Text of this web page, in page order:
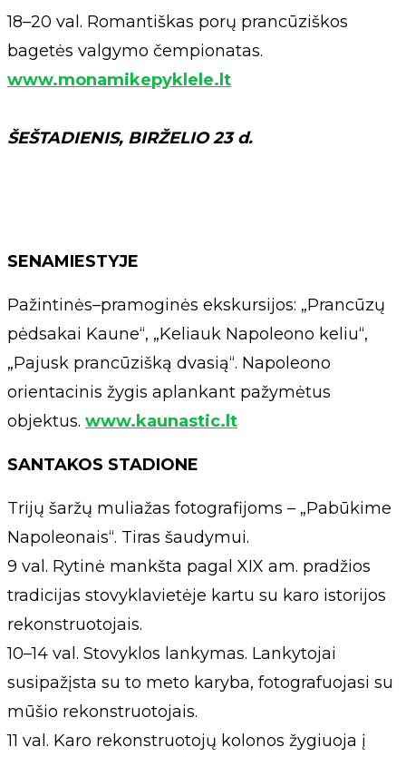
18–20 val. Romantiškas porų prancūziškos
bagetės valgymo čempionatas.
www.monamikepyklele.lt
ŠEŠTADIENIS, BIRŽELIO 23 d.
SENAMIESTYJE
Pažintinės–pramoginės ekskursijos: „Prancūzų
pėdsakai Kaune“, „Keliauk Napoleono keliu“,
„Pajusk prancūzišką dvasią“. Napoleono
orientacinis žygis aplankant pažymėtus
objektus. www.kaunastic.lt
SANTAKOS STADIONE
Trijų šaržų muliažas fotografijoms – „Pabūkime
Napoleonais“. Tiras šaudymui.
9 val. Rytinė mankšta pagal XIX am. pradžios
tradicijas stovyklavietėje kartu su karo istorijos
rekonstruotojais.
10–14 val. Stovyklos lankymas. Lankytojai
susipažįsta su to meto karyba, fotografuojasi su
mūšio rekonstruotojais.
11 val. Karo rekonstruotojų kolonos žygiuoja į